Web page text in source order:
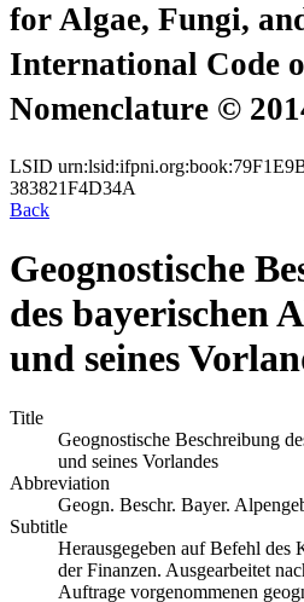
for Algae, Fungi,
International Code
Nomenclature ©
LSID
383821F4D34A
Back
Geognostische
des bayerischen
und seines
Title
Geognostische Beschreibung
und seines Vorlandes
Abbreviation
Geogn. Beschr. Bayer.
Subtitle
Herausgegeben auf Befehl des
der Finanzen. Ausgearbeitet
Auftrage vorgenommenen